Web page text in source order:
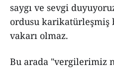
saygı ve sevgi
ordusu karikatürleşmiş
vakarı olmaz.
Bu arada "vergilerimiz